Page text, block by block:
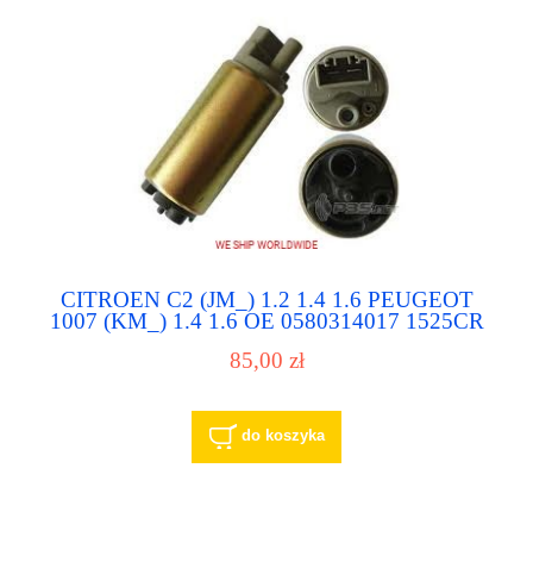
CITROEN C2 (JM_) 1.2 1.4 1.6 PEUGEOT
1007 (KM_) 1.4 1.6 OE 0580314017 1525CR
85,00 zł
do koszyka